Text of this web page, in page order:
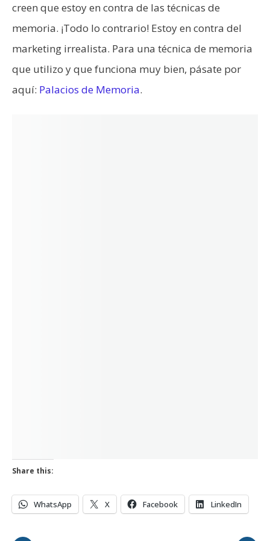
creen que estoy en contra de las técnicas de
memoria. ¡Todo lo contrario! Estoy en contra del
marketing irrealista. Para una técnica de memoria
que utilizo y que funciona muy bien, pásate por
aquí: Palacios de Memoria.
Share this:
WhatsApp X Facebook LinkedIn